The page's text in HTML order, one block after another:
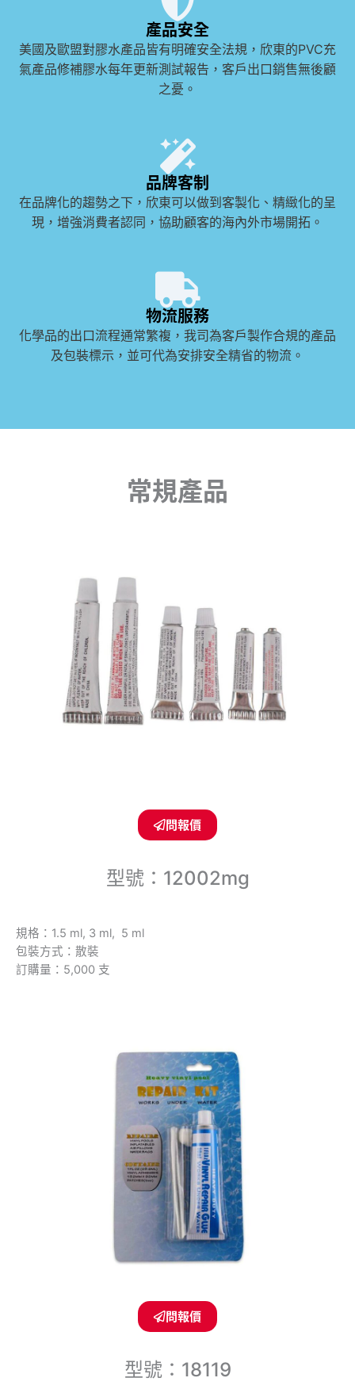
產品安全
美國及歐盟對膠水產品皆有明確安全法規，欣東的PVC充
氣產品修補膠水每年更新測試報告，客戶出口銷售無後顧
之憂。
品牌客制
在品牌化的趨勢之下，欣東可以做到客製化、精緻化的呈
現，增強消費者認同，協助顧客的海內外市場開拓。
物流服務
化學品的出口流程通常繁複，我司為客戶製作合規的產品
及包裝標示，並可代為安排安全精省的物流。
常規產品
問報價
型號：12002mg
規格：1.5 ml, 3 ml, 5 ml
包裝方式：散裝
訂購量：5,000 支
問報價
型號：18119